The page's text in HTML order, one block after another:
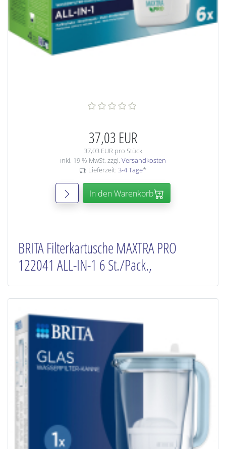
37,03 EUR
37,03 EUR pro Stück
inkl. 19 % MwSt. zzgl. Versandkosten
Lieferzeit: 3-4 Tage*
In den Warenkorb
BRITA Filterkartusche MAXTRA PRO
122041 ALL-IN-1 6 St./Pack.,